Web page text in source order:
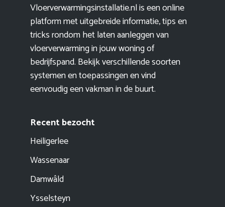
Vloerverwarmingsinstallatie.nl is een online
platform met uitgebreide informatie, tips en
tricks rondom het laten aanleggen van
vloerverwarming in jouw woning of
bedrijfspand. Bekijk verschillende soorten
systemen en toepassingen en vind
eenvoudig een vakman in de buurt.
Recent bezocht
Heiligerlee
Wassenaar
Damwâld
Ysselsteyn